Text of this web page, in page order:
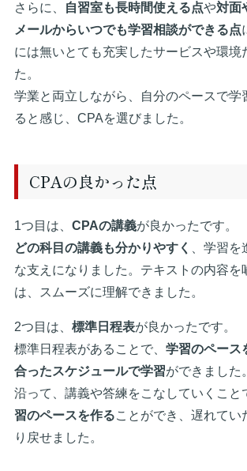
さらに、
自習室も長時間使える点や対面
メールからいつでも学習相談ができる点
には無いとても充実したサービスや環境
た。
学業と両立しながら、自分のペースで学
ると感じ、CPAを選びました。
CPAの良かった点
1つ目は、 CPAの講義が良かったです。
どの科目の講義も分かりやすく
、学習
な支えになりました。テキストの内容を
は、スムーズに理解できました。
2つ目は、 標準日程表が良かったです。
標準日程表があることで、 学習のペース
合ったスケジュールで学習ができました
沿って、講義や答練をこなしていくこと
習のペースを作ることができ、遅れてい
り戻せました。